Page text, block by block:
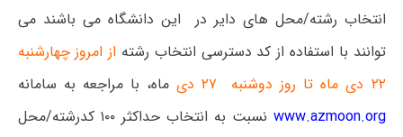
انتخاب رشته/محل های دایر در این دانشگاه می باشند می
توانند با استفاده از کد دسترسی انتخاب رشته از امروز چهار‌شنبه
۲۲ دی ماه تا روز دو‌شنبه ۲۷ دی
ماه، با مراجعه به سامانه
www.azmoon.org
نسبت به انتخاب حداکثر ۱۰۰ کدرشته/محل